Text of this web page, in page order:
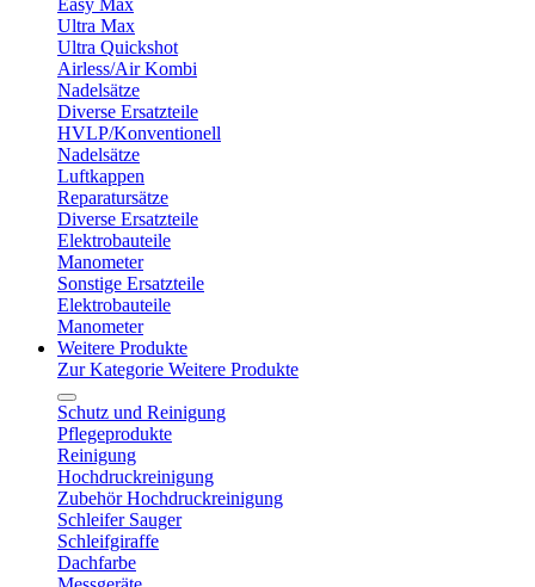
Easy Max
Ultra Max
Ultra Quickshot
Airless/Air Kombi
Nadelsätze
Diverse Ersatzteile
HVLP/Konventionell
Nadelsätze
Luftkappen
Reparatursätze
Diverse Ersatzteile
Elektrobauteile
Manometer
Sonstige Ersatzteile
Elektrobauteile
Manometer
Weitere Produkte
Zur Kategorie Weitere Produkte
Schutz und Reinigung
Pflegeprodukte
Reinigung
Hochdruckreinigung
Zubehör Hochdruckreinigung
Schleifer Sauger
Schleifgiraffe
Dachfarbe